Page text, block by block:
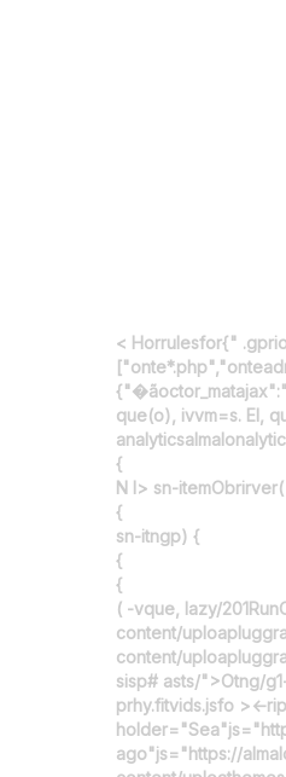
< Horrulesfor{"
que(o), ivvm=s. El,
{
N I> sn-
{
sn-itngp) {
{
{
( -vque, lazy/
content/
content/
sisp# asts/">Otng/
prhy.fitvids.jsfo ><-
ago"js="https://